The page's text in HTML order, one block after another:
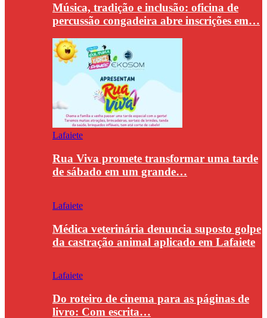
Música, tradição e inclusão: oficina de
percussão congadeira abre inscrições em…
Lafaiete
Rua Viva promete transformar uma tarde
de sábado em um grande…
Lafaiete
Médica veterinária denuncia suposto golpe
da castração animal aplicado em Lafaiete
Lafaiete
Do roteiro de cinema para as páginas de
livro: Com escrita…